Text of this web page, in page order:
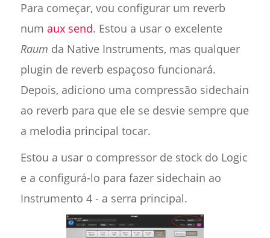
Para começar, vou configurar um reverb
num aux send. Estou a usar o excelente
Raum da Native Instruments, mas qualquer
plugin de reverb espaçoso funcionará.
Depois, adiciono uma compressão sidechain
ao reverb para que ele se desvie sempre que
a melodia principal tocar.
Estou a usar o compressor de stock do Logic
e a configurá-lo para fazer sidechain ao
Instrumento 4 - a serra principal.